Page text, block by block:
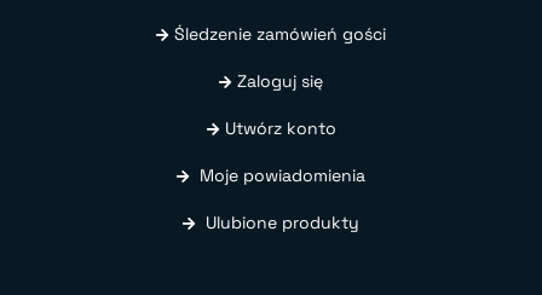
Śledzenie zamówień gości
Zaloguj się
Utwórz konto
Moje powiadomienia
Ulubione produkty